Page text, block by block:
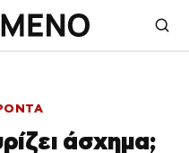
άσχημα;